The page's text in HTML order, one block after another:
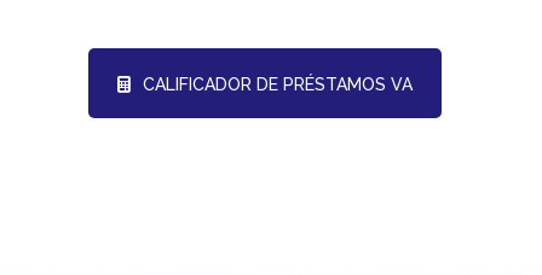
CALIFICADOR DE PRÉSTAMOS VA